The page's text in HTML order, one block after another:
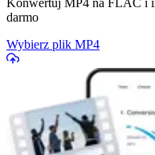
Konwertuj MP4 na FLAC i
darmo
Wybierz plik MP4